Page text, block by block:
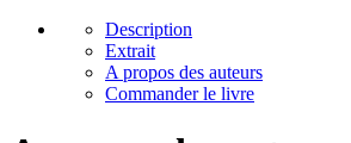
Description
Extrait
A propos des auteurs
Commander le livre